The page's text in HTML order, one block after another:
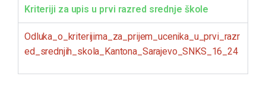
Kriteriji za upis u prvi razred srednje škole
Odluka_o_kriterijima_za_prijem_ucenika_u_prvi_razr
ed_srednjih_skola_Kantona_Sarajevo_SNKS_16_24